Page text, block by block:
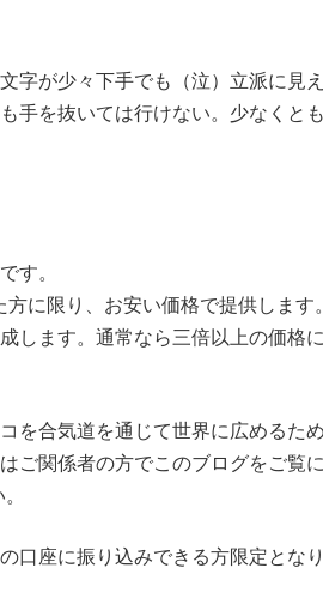
字が少々下手でも（泣）立派に見
手を抜いては行けない。少なくと
す。
に限り、お安い価格で提供します
します。通常なら三倍以上の価格
を合気道を通じて世界に広めるため
ご関係者の方でこのブログをご覧
口座に振り込みできる方限定とな